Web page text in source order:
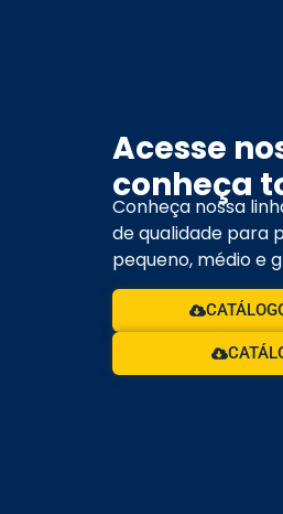
Acesse
conheça
Conheça nossa
de qualidade para
pequeno, médio e